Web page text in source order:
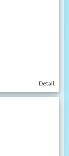
Detail